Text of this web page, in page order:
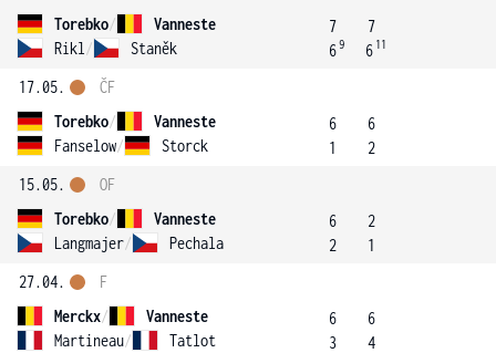
Torebko/
Vanneste
Rikl / Staněk
7
69
7
6 11
17.05.
Torebko/
Vanneste
Fanselow/ Storck
ČF
6
1
6
2
15.05.
Torebko/
Vanneste
Langmajer/ Pechala
OF
6
2
2
1
27.04.
Merckx/
Vanneste
Martineau/ Tatlot
F
6
3
6
4